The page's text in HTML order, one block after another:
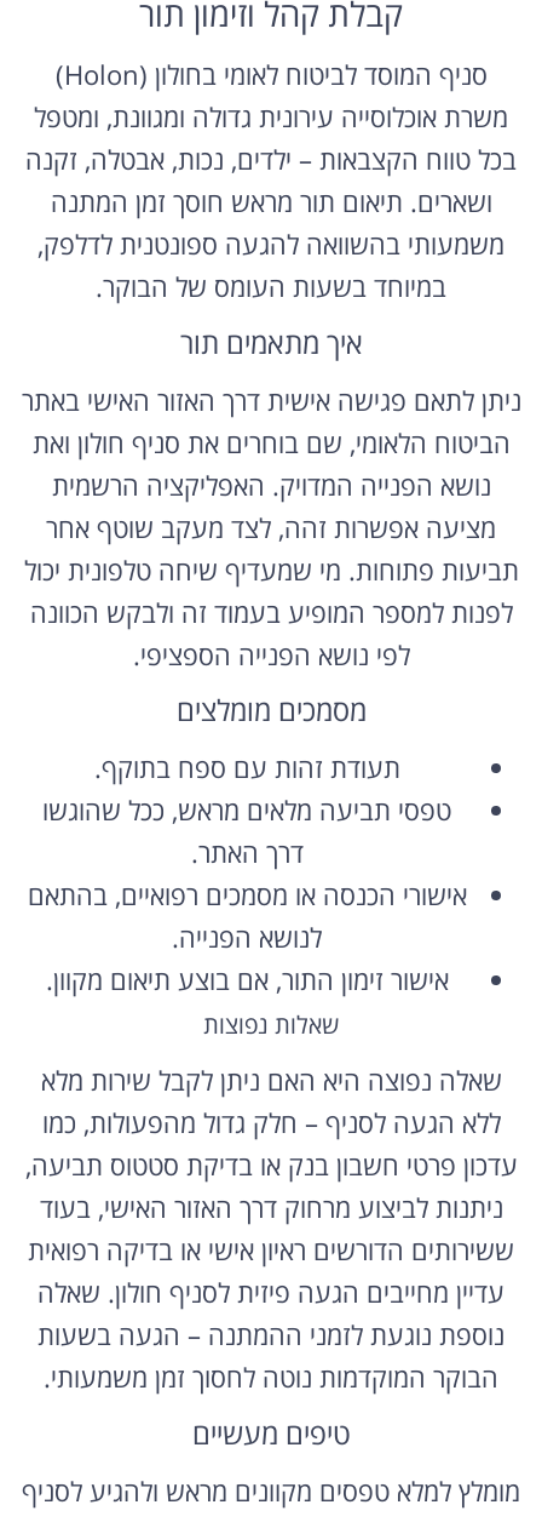
סניף המוסד לביטוח לאומי בחולון (Holon)
משרת אוכלוסייה עירונית גדולה ומגוונת, ומטפל
בכל טווח הקצבאות – ילדים, נכות, אבטלה, זקנה
ושארים. תיאום תור מראש חוסך זמן המתנה
משמעותי בהשוואה להגעה ספונטנית לדלפק,
במיוחד בשעות העומס של הבוקר.
איך מתאמים תור
ניתן לתאם פגישה אישית דרך האזור האישי באתר
הביטוח הלאומי, שם בוחרים את סניף חולון ואת
נושא הפנייה המדויק. האפליקציה הרשמית
מציעה אפשרות זהה, לצד מעקב שוטף אחר
תביעות פתוחות. מי שמעדיף שיחה טלפונית יכול
לפנות למספר המופיע בעמוד זה ולבקש הכוונה
לפי נושא הפנייה הספציפי.
מסמכים מומלצים
תעודת זהות עם ספח בתוקף.
טפסי תביעה מלאים מראש, ככל שהוגשו
דרך האתר.
אישורי הכנסה או מסמכים רפואיים, בהתאם
לנושא הפנייה.
אישור זימון התור, אם בוצע תיאום מקוון.
שאלות נפוצות
שאלה נפוצה היא האם ניתן לקבל שירות מלא
ללא הגעה לסניף – חלק גדול מהפעולות, כמו
עדכון פרטי חשבון בנק או בדיקת סטטוס תביעה,
ניתנות לביצוע מרחוק דרך האזור האישי, בעוד
ששירותים הדורשים ראיון אישי או בדיקה רפואית
עדיין מחייבים הגעה פיזית לסניף חולון. שאלה
נוספת נוגעת לזמני ההמתנה – הגעה בשעות
הבוקר המוקדמות נוטה לחסוך זמן משמעותי.
טיפים מעשיים
מומלץ למלא טפסים מקוונים מראש ולהגיע לסניף